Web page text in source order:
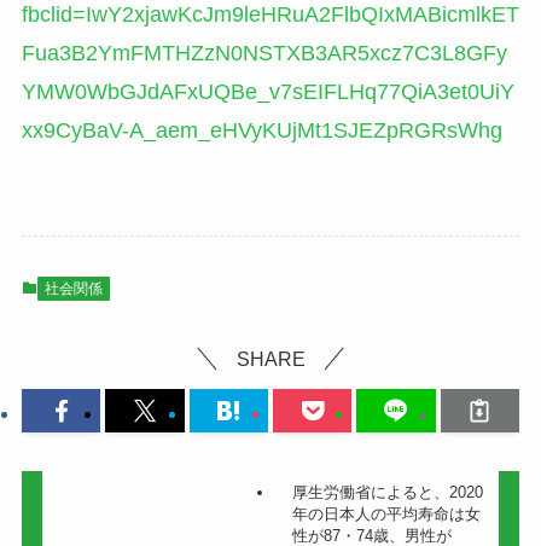
fbclid=IwY2xjawKcJm9leHRuA2FlbQIxMABicmlkET
Fua3B2YmFMTHZzN0NSTXB3AR5xcz7C3L8GFy
YMW0WbGJdAFxUQBe_v7sEIFLHq77QiA3et0UiY
xx9CyBaV-A_aem_eHVyKUjMt1SJEZpRGRsWhg
社会関係
SHARE
厚生労働省によると、2020
年の日本人の平均寿命は女
性が87・74歳、男性が